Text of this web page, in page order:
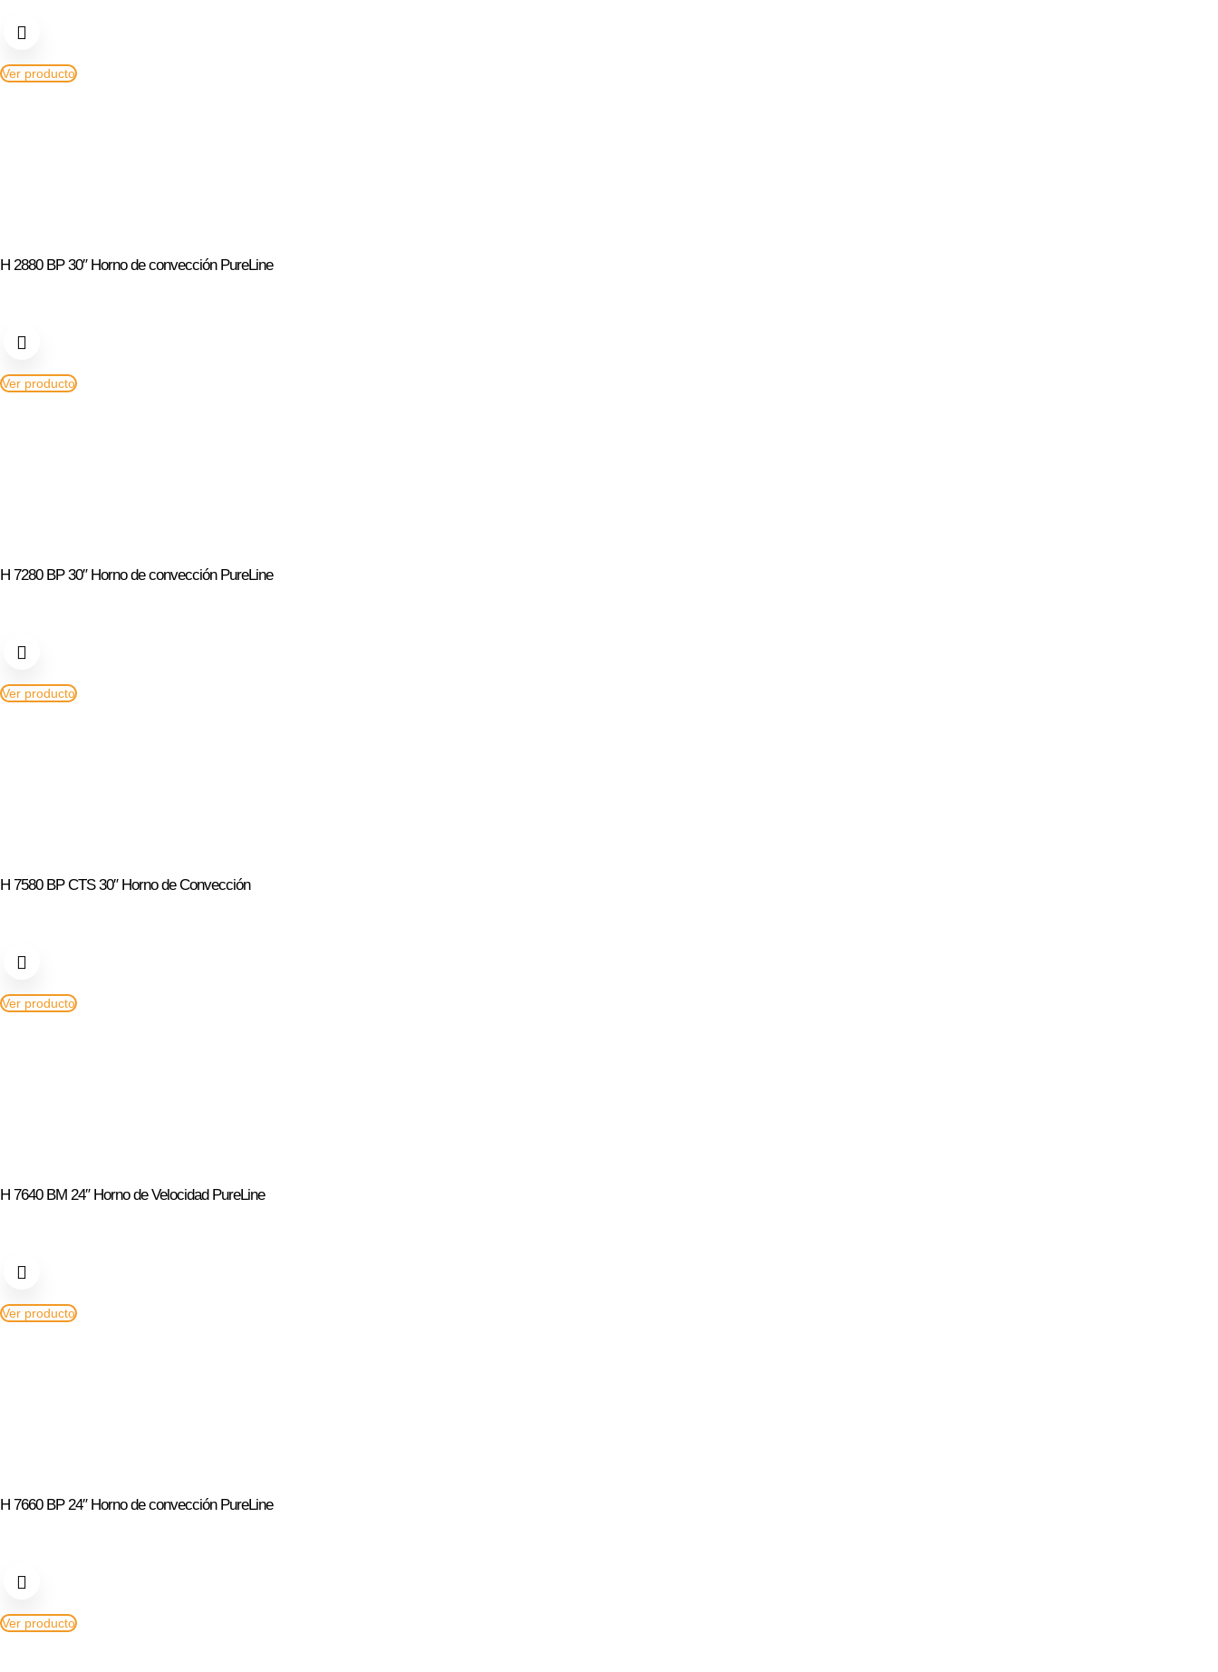
Ver producto
H 2880 BP 30″ Horno de convección PureLine
Ver producto
H 7280 BP 30″ Horno de convección PureLine
Ver producto
H 7580 BP CTS 30″ Horno de Convección
Ver producto
H 7640 BM 24″ Horno de Velocidad PureLine
Ver producto
H 7660 BP 24″ Horno de convección PureLine
Ver producto